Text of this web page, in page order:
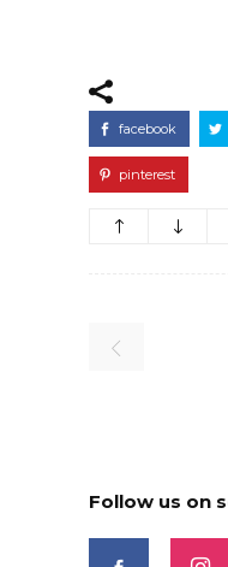
facebook
pinterest
Follow us on